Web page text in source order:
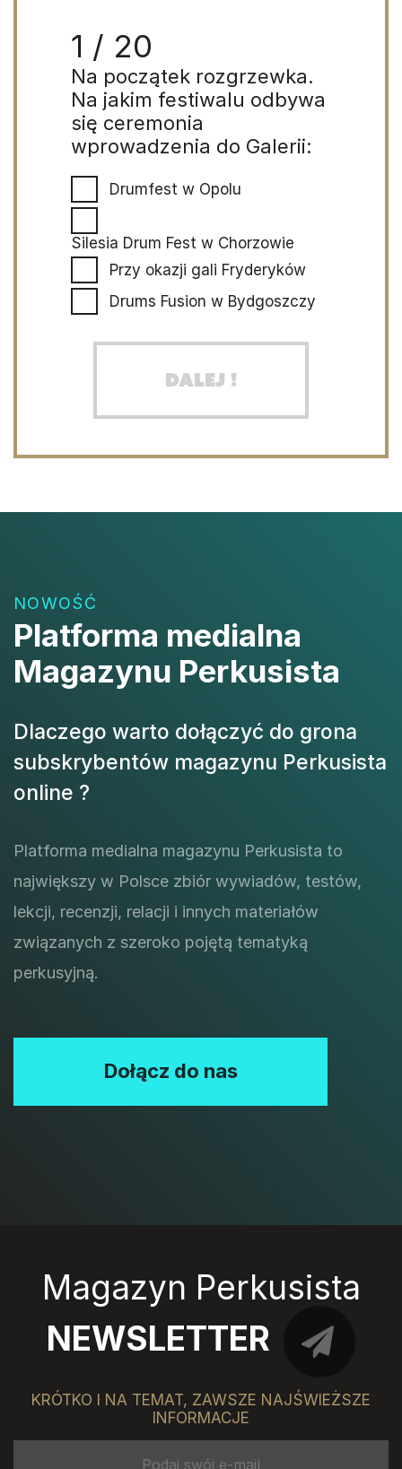
1 / 20
Na początek rozgrzewka.
Na jakim festiwalu odbywa
się ceremonia
wprowadzenia do Galerii:
Drumfest w Opolu
Silesia Drum Fest w Chorzowie
Przy okazji gali Fryderyków
Drums Fusion w Bydgoszczy
Dalej !
NOWOŚĆ
Platforma medialna
Magazynu Perkusista
Dlaczego warto dołączyć do grona
subskrybentów magazynu Perkusista
online ?
Platforma medialna magazynu Perkusista to
największy w Polsce zbiór wywiadów, testów,
lekcji, recenzji, relacji i innych materiałów
związanych z szeroko pojętą tematyką
perkusyjną.
Dołącz do nas
Magazyn Perkusista
NEWSLETTER
KRÓTKO I NA TEMAT, ZAWSZE NAJŚWIEŻSZE
INFORMACJE